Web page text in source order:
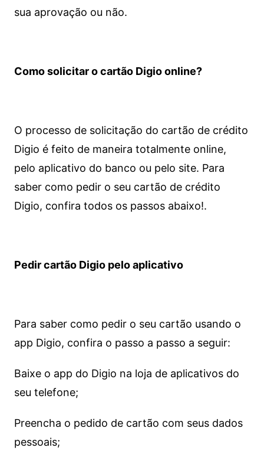
sua aprovação ou não.
Como solicitar o cartão Digio online?
O processo de solicitação do cartão de crédito
Digio é feito de maneira totalmente online,
pelo aplicativo do banco ou pelo site. Para
saber como pedir o seu cartão de crédito
Digio, confira todos os passos abaixo!.
Pedir cartão Digio pelo aplicativo
Para saber como pedir o seu cartão usando o
app Digio, confira o passo a passo a seguir:
Baixe o app do Digio na loja de aplicativos do
seu telefone;
Preencha o pedido de cartão com seus dados
pessoais;